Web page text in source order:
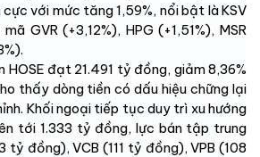
với mức tăng 1,59%, nổi bật là KSV
GVR (+3,12%), HPG (+1,51%), MSR
HOSE đạt 21.491 tỷ đồng, giảm 8,36%
thấy dòng tiền có dấu hiệu chững lại
Khối ngoại tiếp tục duy trì xu hướng
tới 1.333 tỷ đồng, lực bán tập trung
tỷ đồng), VCB (111 tỷ đồng), VPB (108